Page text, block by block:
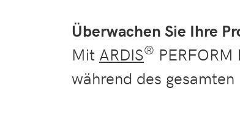
Überwachen Sie Ihre
Mit ARDIS®
während des